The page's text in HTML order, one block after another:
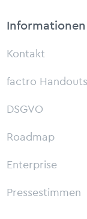
Informationen
Kontakt
factro Handouts
DSGVO
Roadmap
Enterprise
Pressestimmen